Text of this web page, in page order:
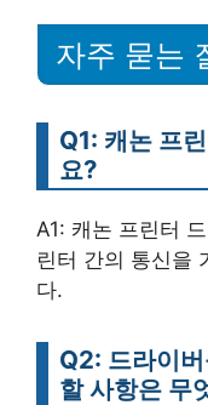
자주 묻는
Q1: 캐논 프
요?
A1: 캐논 프린터
린터 간의 통신을
다.
Q2: 드라이
할 사항은 무